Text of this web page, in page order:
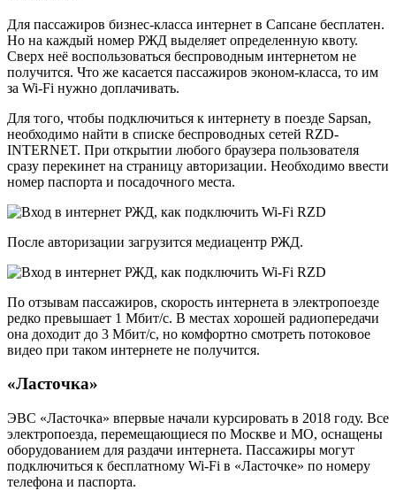
Для пассажиров бизнес-класса интернет в Сапсане бесплатен.
Но на каждый номер РЖД выделяет определенную квоту.
Сверх неё воспользоваться беспроводным интернетом не
получится. Что же касается пассажиров эконом-класса, то им
за Wi-Fi нужно доплачивать.
Для того, чтобы подключиться к интернету в поезде Sapsan,
необходимо найти в списке беспроводных сетей RZD-
INTERNET. При открытии любого браузера пользователя
сразу перекинет на страницу авторизации. Необходимо ввести
номер паспорта и посадочного места.
После авторизации загрузится медиацентр РЖД.
По отзывам пассажиров, скорость интернета в электропоезде
редко превышает 1 Мбит/с. В местах хорошей радиопередачи
она доходит до 3 Мбит/с, но комфортно смотреть потоковое
видео при таком интернете не получится.
«Ласточка»
ЭВС «Ласточка» впервые начали курсировать в 2018 году. Все
электропоезда, перемещающиеся по Москве и МО, оснащены
оборудованием для раздачи интернета. Пассажиры могут
подключиться к бесплатному Wi-Fi в «Ласточке» по номеру
телефона и паспорта.